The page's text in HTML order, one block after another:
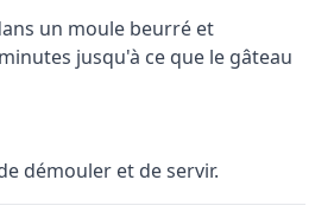
un moule beurré et
jusqu'à ce que le gâteau
démouler et de servir.